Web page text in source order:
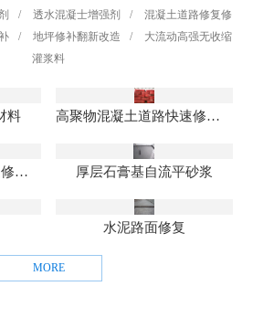
/ 透水混凝士增强剂 /
混凝土道路修复修
/ 地坪修补翻新改造 /
大流动高强无收缩
灌浆料
料 高聚物混凝土道路快速修补料
高聚物混凝土道路快速修补料 厚层石膏基自流平砂浆
水泥路面修复
MORE